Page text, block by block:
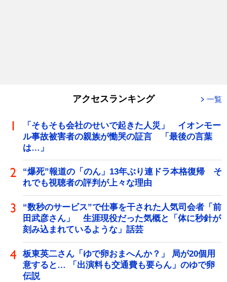
アクセスランキング 一覧
「そもそも会社のせいで起きた人災」 イオンモー
ル事故被害者の親族が慟哭の証言 「最後の言葉
は…」
“爆死”報道の「のん」13年ぶり連ドラ本格復帰 そ
れでも視聴者の評判が上々な理由
“数秒のサービス”で仕事を干された人気司会者「前
田武彦さん」 生涯現役だった気概と「体に秒針が
刻み込まれているような」話芸
板東英二さん「ゆで卵おまへんか？」 局が20個用
意すると… 「出演料も交通費も要らん」のゆで卵
伝説